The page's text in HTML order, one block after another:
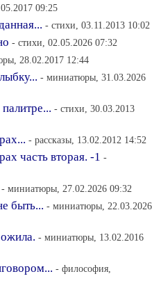
09:25
- стихи, 03.11.2013 10:02
- стихи, 02.05.2026 07:32
28.02.2017 12:44
- миниатюры, 31.03.2026
- стихи, 30.03.2013
- рассказы, 13.02.2012 14:52
часть вторая. -1 -
- миниатюры, 27.02.2026 09:32
быть... - миниатюры, 22.03.2026
- миниатюры, 13.02.2016
- философия,